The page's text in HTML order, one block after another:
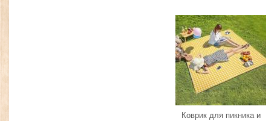
Коврик для пикника и